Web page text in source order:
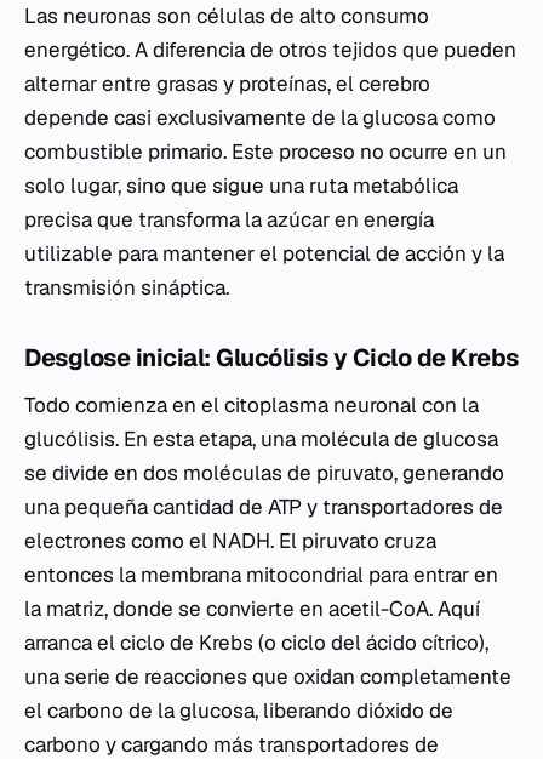
Las neuronas son células de alto consumo
energético. A diferencia de otros tejidos que pueden
alternar entre grasas y proteínas, el cerebro
depende casi exclusivamente de la glucosa como
combustible primario. Este proceso no ocurre en un
solo lugar, sino que sigue una ruta metabólica
precisa que transforma la azúcar en energía
utilizable para mantener el potencial de acción y la
transmisión sináptica.
Desglose inicial: Glucólisis y Ciclo de Krebs
Todo comienza en el citoplasma neuronal con la
glucólisis. En esta etapa, una molécula de glucosa
se divide en dos moléculas de piruvato, generando
una pequeña cantidad de ATP y transportadores de
electrones como el NADH. El piruvato cruza
entonces la membrana mitocondrial para entrar en
la matriz, donde se convierte en acetil-CoA. Aquí
arranca el ciclo de Krebs (o ciclo del ácido cítrico),
una serie de reacciones que oxidan completamente
el carbono de la glucosa, liberando dióxido de
carbono y cargando más transportadores de